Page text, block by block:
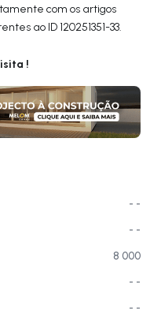
com os artigos
ao ID 120251351-33.
!
- -
- -
8 000
- -
- -